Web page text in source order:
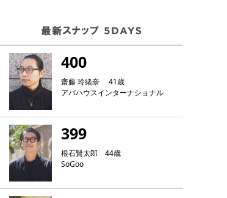
400
齋藤 玲緒奈 41歳
アバハウスインターナショナル
399
根石賢太郎 44歳
SoGoo